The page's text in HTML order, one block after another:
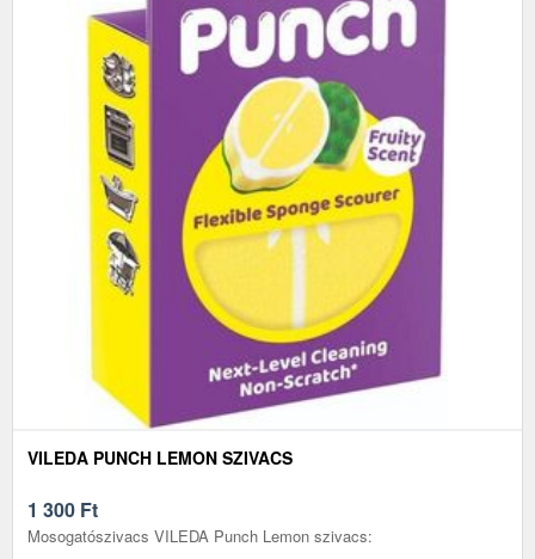
VILEDA PUNCH LEMON SZIVACS
1 300 Ft
Mosogatószivacs VILEDA Punch Lemon szivacs: